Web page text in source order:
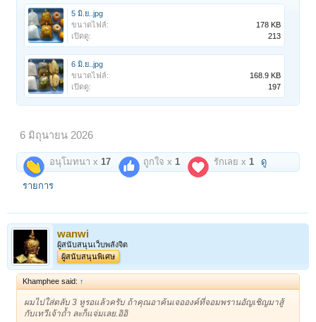
5 มิ.ย..jpg
ขนาดไฟล์:
178 KB
เปิดดู:
213
6 มิ.ย..jpg
ขนาดไฟล์:
168.9 KB
เปิดดู:
197
6 มิถุนายน 2026
อนุโมทนา x17 ถูกใจ x1 รักเลย x1 ดู
รายการ
wanwi
ผู้สนับสนุนเว็บพลังจิต
ผู้สนับสนุนพิเศษ
Khamphee said: ↑
ผมไปใส่ตลับ 3 หูรอแล้วครับ ถ้าคุณอาค้นเจอองค์ที่จอมพรานอัญเชิญมาสู้
กับเทวีเจ้าถ้ำ ละก็แจ่มเลย.อิอิ